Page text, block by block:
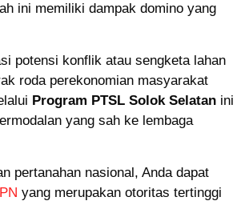
ini memiliki dampak domino yang
potensi konflik atau sengketa lahan
roda perekonomian masyarakat
Program PTSL Solok Selatan ini
yang sah ke lembaga
pertanahan nasional, Anda dapat
yang merupakan otoritas tertinggi